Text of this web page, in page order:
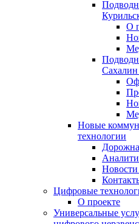
О
Новые
технологии
Цифровые
О проекте
Универсальные